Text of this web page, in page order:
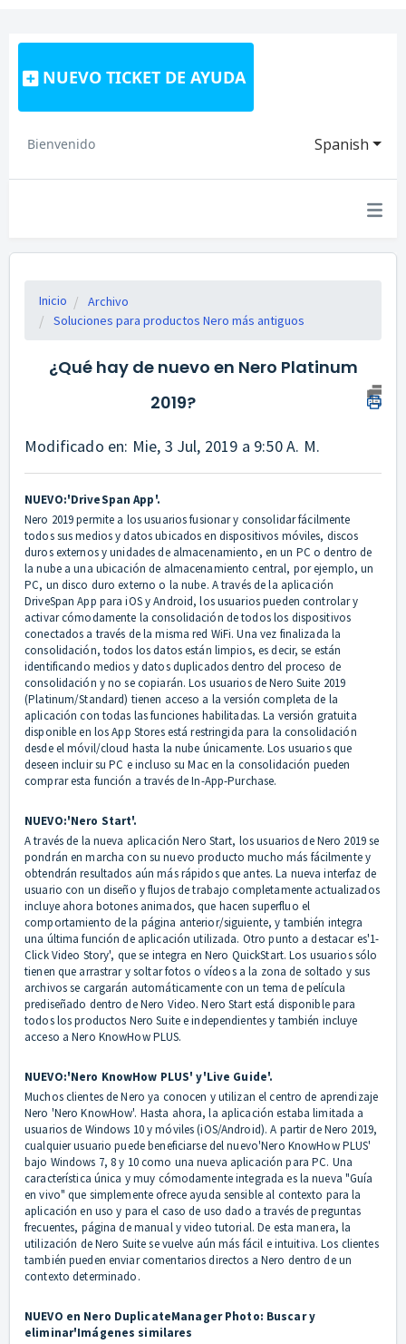
NUEVO TICKET DE AYUDA
Spanish
Bienvenido
Inicio
Archivo
Soluciones para productos Nero más antiguos
¿Qué hay de nuevo en Nero Platinum
2019?
Modificado en: Mie, 3 Jul, 2019 a 9:50 A. M.
NUEVO:'DriveSpan App'.
Nero 2019 permite a los usuarios fusionar y consolidar fácilmente
todos sus medios y datos ubicados en dispositivos móviles, discos
duros externos y unidades de almacenamiento, en un PC o dentro de
la nube a una ubicación de almacenamiento central, por ejemplo, un
PC, un disco duro externo o la nube. A través de la aplicación
DriveSpan App para iOS y Android, los usuarios pueden controlar y
activar cómodamente la consolidación de todos los dispositivos
conectados a través de la misma red WiFi. Una vez finalizada la
consolidación, todos los datos están limpios, es decir, se están
identificando medios y datos duplicados dentro del proceso de
consolidación y no se copiarán. Los usuarios de Nero Suite 2019
(Platinum/Standard) tienen acceso a la versión completa de la
aplicación con todas las funciones habilitadas. La versión gratuita
disponible en los App Stores está restringida para la consolidación
desde el móvil/cloud hasta la nube únicamente. Los usuarios que
deseen incluir su PC e incluso su Mac en la consolidación pueden
comprar esta función a través de In-App-Purchase.
NUEVO:'Nero Start'.
A través de la nueva aplicación Nero Start, los usuarios de Nero 2019 se
pondrán en marcha con su nuevo producto mucho más fácilmente y
obtendrán resultados aún más rápidos que antes. La nueva interfaz de
usuario con un diseño y flujos de trabajo completamente actualizados
incluye ahora botones animados, que hacen superfluo el
comportamiento de la página anterior/siguiente, y también integra
una última función de aplicación utilizada. Otro punto a destacar es'1-
Click Video Story', que se integra en Nero QuickStart. Los usuarios sólo
tienen que arrastrar y soltar fotos o vídeos a la zona de soltado y sus
archivos se cargarán automáticamente con un tema de película
prediseñado dentro de Nero Video. Nero Start está disponible para
todos los productos Nero Suite e independientes y también incluye
acceso a Nero KnowHow PLUS.
NUEVO:'Nero KnowHow PLUS' y'Live Guide'.
Muchos clientes de Nero ya conocen y utilizan el centro de aprendizaje
Nero 'Nero KnowHow'. Hasta ahora, la aplicación estaba limitada a
usuarios de Windows 10 y móviles (iOS/Android). A partir de Nero 2019,
cualquier usuario puede beneficiarse del nuevo'Nero KnowHow PLUS'
bajo Windows 7, 8 y 10 como una nueva aplicación para PC. Una
característica única y muy cómodamente integrada es la nueva "Guía
en vivo" que simplemente ofrece ayuda sensible al contexto para la
aplicación en uso y para el caso de uso dado a través de preguntas
frecuentes, página de manual y video tutorial. De esta manera, la
utilización de Nero Suite se vuelve aún más fácil e intuitiva. Los clientes
también pueden enviar comentarios directos a Nero dentro de un
contexto determinado.
NUEVO en Nero DuplicateManager Photo: Buscar y
eliminar'Imágenes similares